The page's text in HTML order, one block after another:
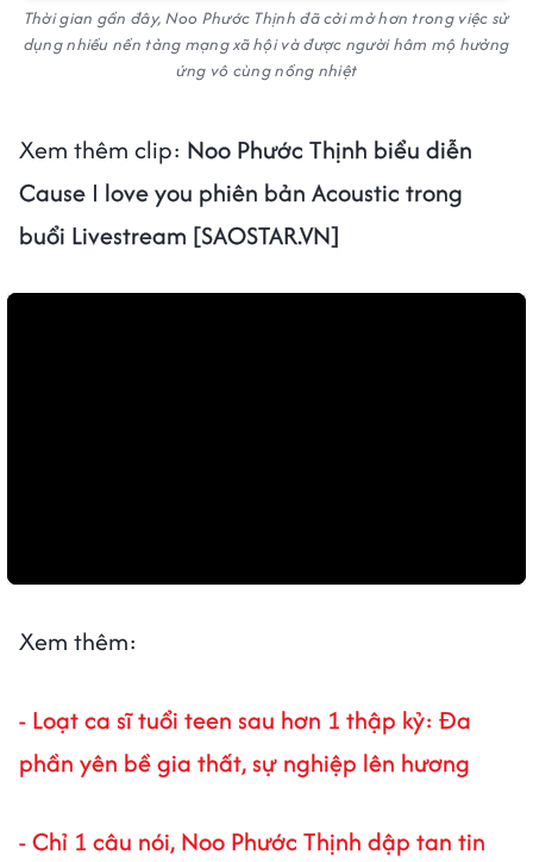
Thời gian gần đây, Noo Phước Thịnh đã cởi mở hơn trong việc sử
dụng nhiều nền tảng mạng xã hội và được người hâm mộ hưởng
ứng vô cùng nồng nhiệt
Xem thêm clip: Noo Phước Thịnh biểu diễn
Cause I love you phiên bản Acoustic trong
buổi Livestream [SAOSTAR.VN]
Xem thêm:
- Loạt ca sĩ tuổi teen sau hơn 1 thập kỷ: Đa
phần yên bề gia thất, sự nghiệp lên hương
-Chỉ 1 câu nói, Noo Phước Thịnh dập tan tin